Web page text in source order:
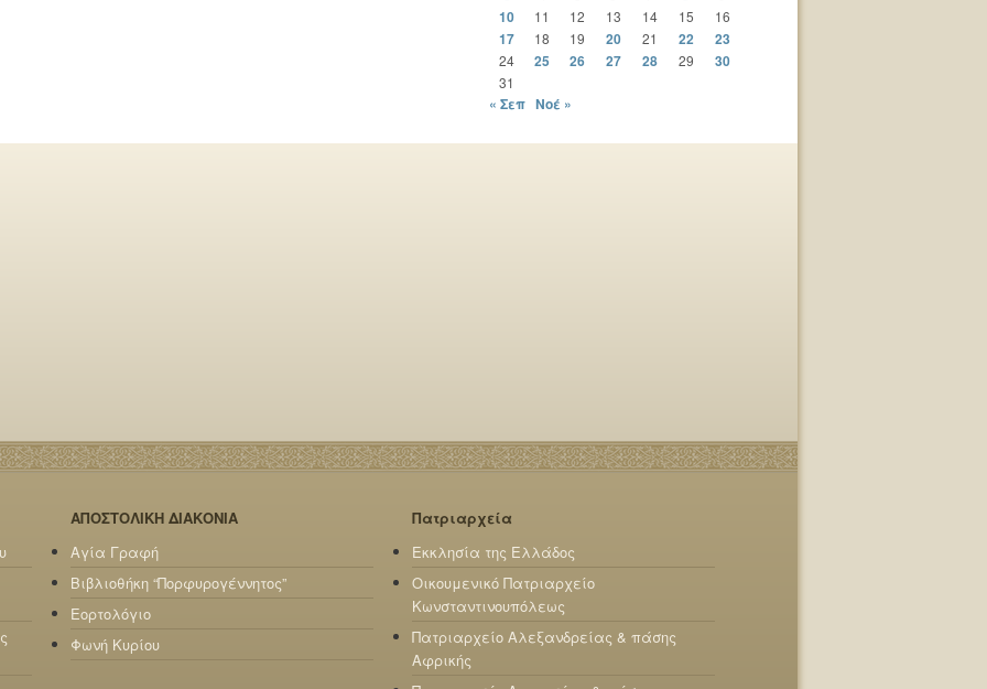
10 11 12 13 14 15 16
17 18 19 20 21 22 23
24 25 26 27 28 29 30
31
« Σεπ Νοέ »
ΑΠΟΣΤΟΛΙΚΗ ΔΙΑΚΟΝΙΑ
Αγία Γραφή
Βιβλιοθήκη “Πορφυρογέννητος”
Εορτολόγιο
Φωνή Κυρίου
Πατριαρχεία
Εκκλησία της Ελλάδος
Οικουμενικό Πατριαρχείο
Κωνσταντινουπόλεως
Πατριαρχείο Αλεξανδρείας & πάσης
Αφρικής